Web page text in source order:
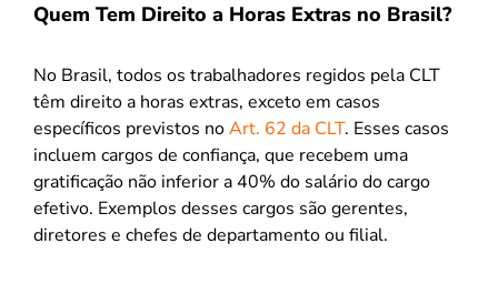
Quem Tem Direito a Horas Extras no Brasil?
No Brasil, todos os trabalhadores regidos pela CLT
têm direito a horas extras, exceto em casos
específicos previstos noArt. 62 da CLT. Esses casos
incluem cargos de confiança, que recebem uma
gratificação não inferior a 40% do salário do cargo
efetivo. Exemplos desses cargos são gerentes,
diretores e chefes de departamento ou filial.